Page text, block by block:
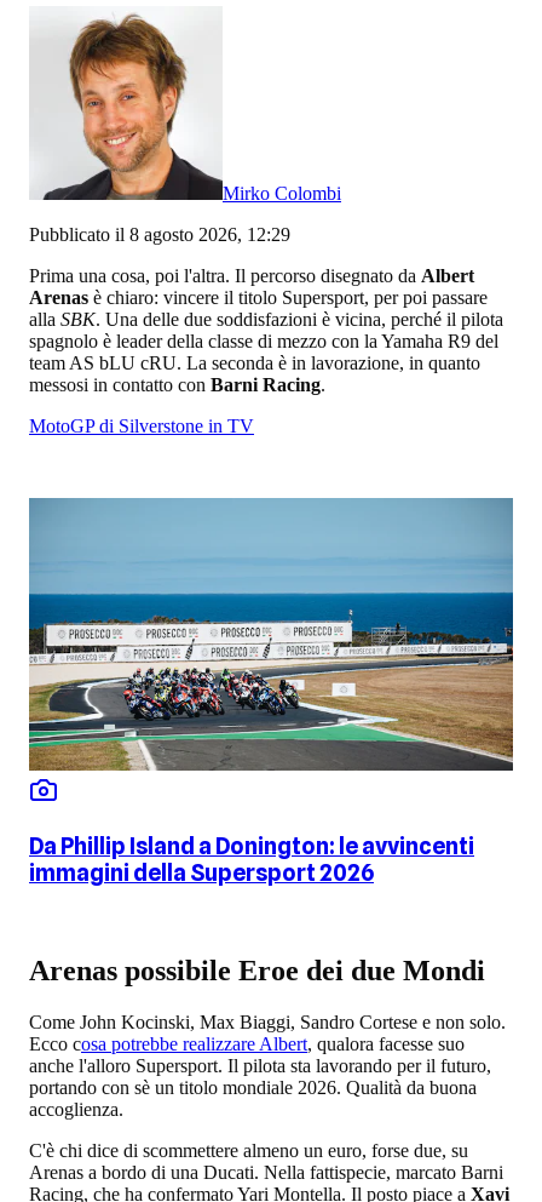
Mirko Colombi
Pubblicato il 8 agosto 2026, 12:29
Prima una cosa, poi l'altra. Il percorso disegnato da Albert
Arenas è chiaro: vincere il titolo Supersport, per poi passare
alla SBK. Una delle due soddisfazioni è vicina, perché il pilota
spagnolo è leader della classe di mezzo con la Yamaha R9 del
team AS bLU cRU. La seconda è in lavorazione, in quanto
messosi in contatto con Barni Racing.
MotoGP di Silverstone in TV
Da Phillip Island a Donington: le avvincenti
immagini della Supersport 2026
Arenas possibile Eroe dei due Mondi
Come John Kocinski, Max Biaggi, Sandro Cortese e non solo.
Ecco cosa potrebbe realizzare Albert, qualora facesse suo
anche l'alloro Supersport. Il pilota sta lavorando per il futuro,
portando con sè un titolo mondiale 2026. Qualità da buona
accoglienza.
C'è chi dice di scommettere almeno un euro, forse due, su
Arenas a bordo di una Ducati. Nella fattispecie, marcato Barni
Racing, che ha confermato Yari Montella. Il posto piace a Xavi